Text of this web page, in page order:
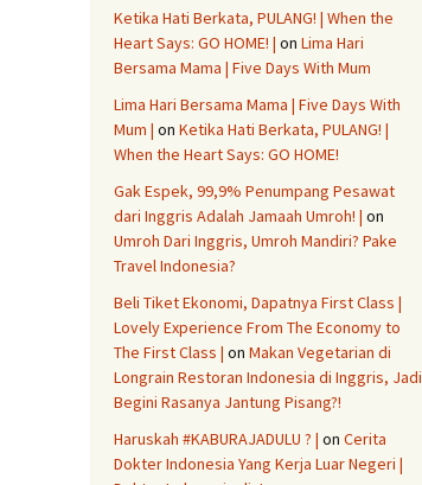
Ketika Hati Berkata, PULANG! | When the
Heart Says: GO HOME! | on Lima Hari
Bersama Mama | Five Days With Mum
Lima Hari Bersama Mama | Five Days With
Mum | on Ketika Hati Berkata, PULANG! |
When the Heart Says: GO HOME!
Gak Espek, 99,9% Penumpang Pesawat
dari Inggris Adalah Jamaah Umroh! | on
Umroh Dari Inggris, Umroh Mandiri? Pake
Travel Indonesia?
Beli Tiket Ekonomi, Dapatnya First Class |
Lovely Experience From The Economy to
The First Class | on Makan Vegetarian di
Longrain Restoran Indonesia di Inggris, Jadi
Begini Rasanya Jantung Pisang?!
Haruskah #KABURAJADULU ? | on Cerita
Dokter Indonesia Yang Kerja Luar Negeri |